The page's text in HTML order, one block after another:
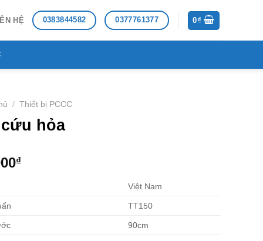
HỆ 0383844582 0377761377 0₫
/ Thiết bị PCCC
hỏa
₫
Việt Nam
TT150
90cm